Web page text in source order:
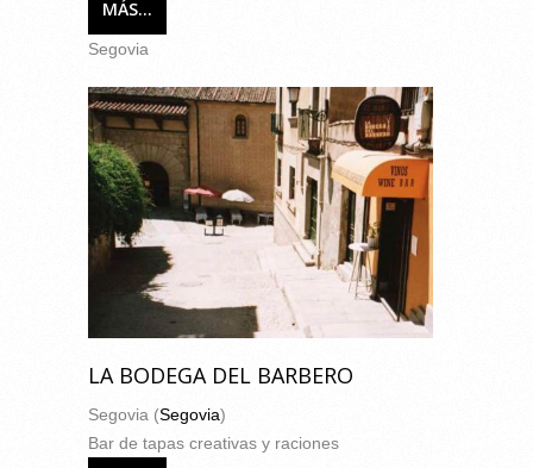
MÁS...
Segovia
LA BODEGA DEL BARBERO
Segovia (Segovia)
Bar de tapas creativas y raciones